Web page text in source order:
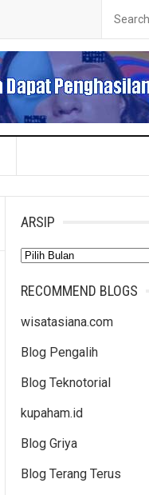
ARSIP
Arsip
RECOMMEND BLOGS
wisatasiana.com
Blog Pengalih
Blog Teknotorial
kupaham.id
Blog Griya
Blog Terang Terus